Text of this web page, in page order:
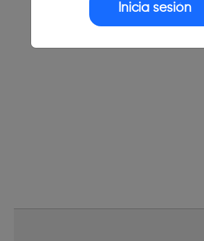
Inicia sesión